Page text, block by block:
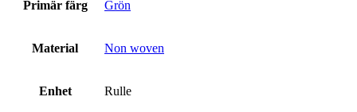
Primär färg Grön
Material Non woven
Enhet Rulle